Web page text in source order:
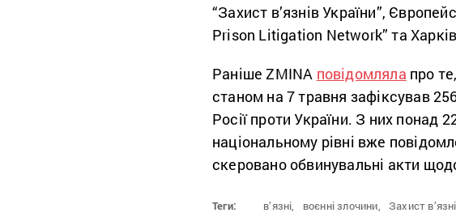
“Захист в’язнів України”,
Prison Litigation Network” та
Раніше ZMINA повідомляла про
станом на 7 травня зафіксував
Росії проти України. З них понад
національному рівні вже
скеровано обвинувальні акти
Теги: в’язні, воєнні злочини, Захист